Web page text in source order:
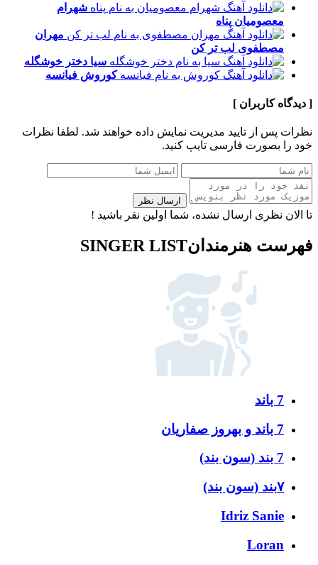
شهرام
معصومیان پناه
مهران
مصطفوی لب تر کن
سیا دختر خوشگله
کوروش فیانسه
[ دیدگاه کاربران ]
نظرات پس از تایید مدیریت نمایش داده خواهند شد. لطفا نظرات
خود را بصورت فارسی تایپ کنید.
ارسال نظر
تا الان نظری ارسال نشده، شما اولین نفر باشید !
فهرست هنرمندانSINGER LIST
7 باند
7 باند و بهروز صفاریان
7 بند (سون بند)
۷بند (سون بند)
Idriz Sanie
Loran